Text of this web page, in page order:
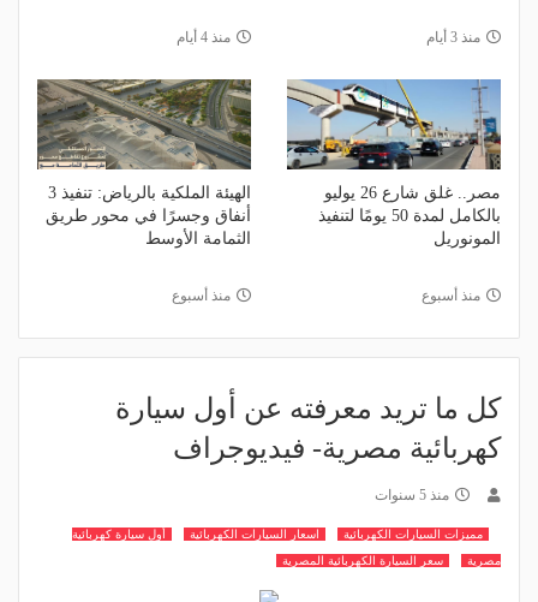
منذ 3 أيام منذ 4 أيام
مصر.. غلق شارع 26 يوليو
بالكامل لمدة 50 يومًا لتنفيذ
المونوريل
منذ أسبوع
الهيئة الملكية بالرياض: تنفيذ 3
أنفاق وجسرًا في محور طريق
الثمامة الأوسط
منذ أسبوع
كل ما تريد معرفته عن أول سيارة
كهربائية مصرية- فيديوجراف
منذ 5 سنوات
مميزات السيارات الكهربائية اسعار السيارات الكهربائية
أول سيارة كهربائية
مصرية
سعر السيارة الكهربائية المصرية